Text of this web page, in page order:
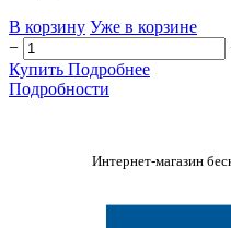
В корзину Уже в корзине
−
Купить Подробнее
Подробности
Интернет-магазин